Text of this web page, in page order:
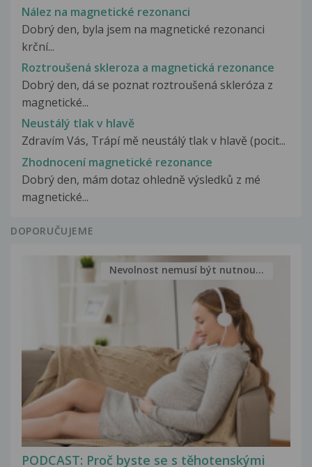
Nález na magnetické rezonanci
Dobrý den, byla jsem na magnetické rezonanci
krční...
Roztroušená skleroza a magnetická rezonance
Dobrý den, dá se poznat roztroušená skleróza z
magnetické...
Neustálý tlak v hlavě
Zdravím Vás, Trápí mě neustálý tlak v hlavě (pocit...
Zhodnocení magnetické rezonance
Dobrý den, mám dotaz ohledně výsledků z mé
magnetické...
DOPORUČUJEME
PODCAST: Proč byste se s těhotenskými
Nevolnost nemusí být nutnou...